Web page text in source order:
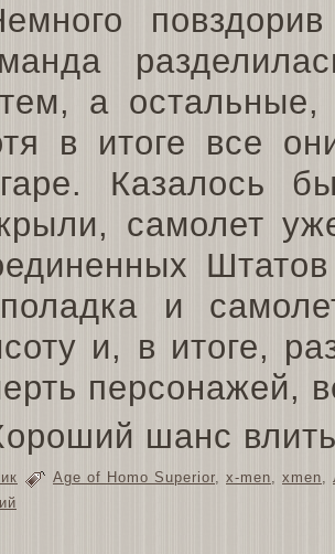
а
в итоге все
Казалось
самолет
и
и, в итоге,
персонажей,
шанс
Age of Homo Superior, x-men, xmen,